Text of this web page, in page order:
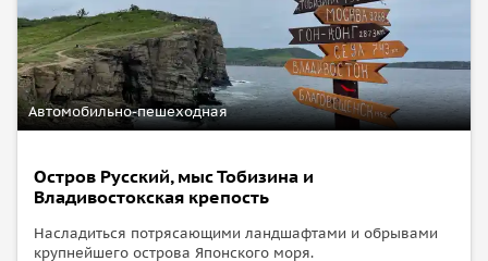
Автомобильно-пешеходная
Остров Русский, мыс Тобизина и
Владивостокская крепость
Насладиться потрясающими ландшафтами и обрывами
крупнейшего острова Японского моря.